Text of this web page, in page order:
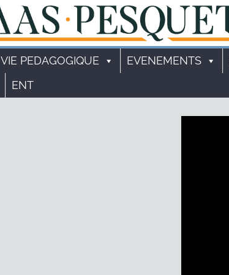
VIE PEDAGOGIQUE EVENEMENTS
ENT